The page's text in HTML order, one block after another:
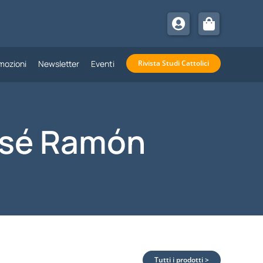
Newsletter Eventi Rivista Studi Cattolici
Ramón
Tutti i prodotti >